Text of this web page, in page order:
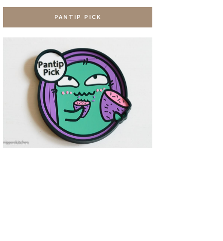
PANTIP PICK